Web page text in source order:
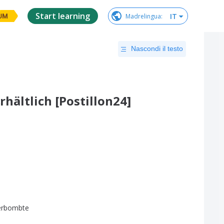
Start learning Madrelingua: IT
Nascondi il testo
[Postillon24]